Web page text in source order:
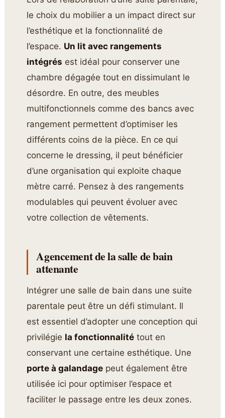
le choix du mobilier a un impact direct sur
l’esthétique et la fonctionnalité de
l’espace. Un lit avec rangements
intégrés est idéal pour conserver une
chambre dégagée tout en dissimulant le
désordre. En outre, des meubles
multifonctionnels comme des bancs avec
rangement permettent d’optimiser les
différents coins de la pièce. En ce qui
concerne le dressing, il peut bénéficier
d’une organisation qui exploite chaque
mètre carré. Pensez à des rangements
modulables qui peuvent évoluer avec
votre collection de vêtements.
Agencement de la salle de bain
attenante
Intégrer une salle de bain dans une suite
parentale peut être un défi stimulant. Il
est essentiel d’adopter une conception qui
privilégie la fonctionnalité tout en
conservant une certaine esthétique. Une
porte à galandage peut également être
utilisée ici pour optimiser l’espace et
faciliter le passage entre les deux zones.